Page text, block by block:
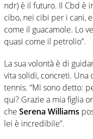
ndr) è il futuro. Il Cbd è
cibo, nei cibi per i cani,
come il guacamole. Lo
quasi come il petrolio”.
La sua volontà è di
vita solidi, concreti. Una
tennis. “Mi sono detto:
qui? Grazie a mia figlia
che Serena Williams
lei è incredibile”.